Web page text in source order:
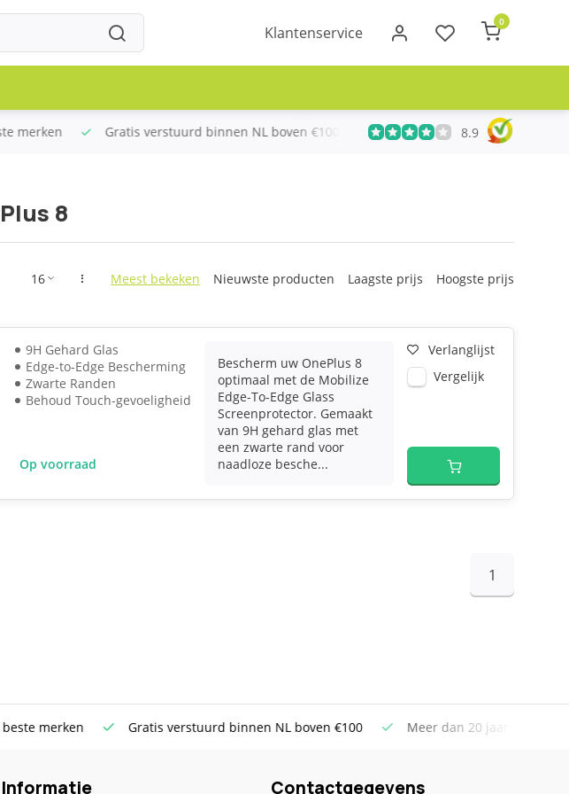
Klantenservice
0
Gratis verstuurd binnen NL boven €100 Meer dan 20 jaar Telecom
8.9
8
Meest bekeken Nieuwste producten Laagste prijs Hoogste prijs
9H Gehard Glas
Edge-to-Edge Bescherming
Zwarte Randen
Behoud Touch-gevoeligheid
Op voorraad
Bescherm uw OnePlus 8
optimaal met de Mobilize
Edge-To-Edge Glass
Screenprotector. Gemaakt
van 9H gehard glas met
een zwarte rand voor
naadloze besche...
Verlanglijst
Vergelijk
1
merken Gratis verstuurd binnen NL boven €100 Meer dan 20 jaar Telecom
Informatie Contactgegevens